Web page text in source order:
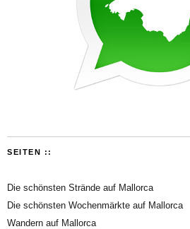
SEITEN ::
Die schönsten Strände auf Mallorca
Die schönsten Wochenmärkte auf Mallorca
Wandern auf Mallorca